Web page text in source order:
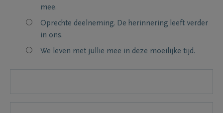
mee.
Oprechte deelneming. De herinnering leeft verder
in ons.
We leven met jullie mee in deze moeilijke tijd.